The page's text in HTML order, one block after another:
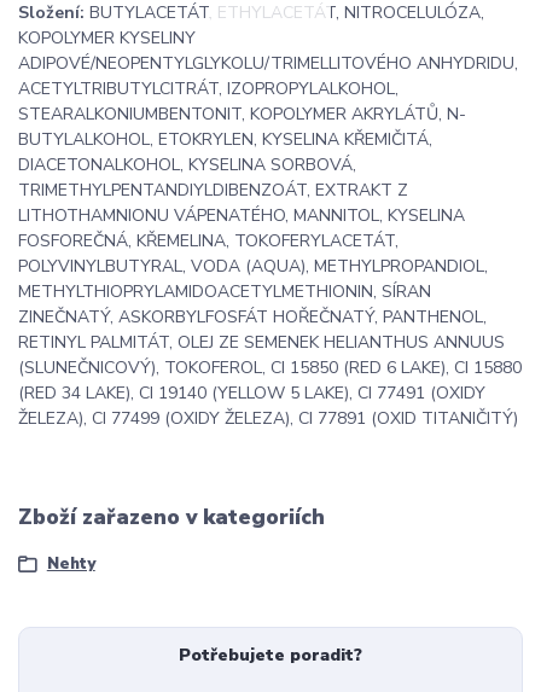
Složení: BUTYLACETÁT, ETHYLACETÁT, NITROCELULÓZA,
KOPOLYMER KYSELINY
ADIPOVÉ/NEOPENTYLGLYKOLU/TRIMELLITOVÉHO ANHYDRIDU,
ACETYLTRIBUTYLCITRÁT, IZOPROPYLALKOHOL,
STEARALKONIUMBENTONIT, KOPOLYMER AKRYLÁTŮ, N-
BUTYLALKOHOL, ETOKRYLEN, KYSELINA KŘEMIČITÁ,
DIACETONALKOHOL, KYSELINA SORBOVÁ,
TRIMETHYLPENTANDIYLDIBENZOÁT, EXTRAKT Z
LITHOTHAMNIONU VÁPENATÉHO, MANNITOL, KYSELINA
FOSFOREČNÁ, KŘEMELINA, TOKOFERYLACETÁT,
POLYVINYLBUTYRAL, VODA (AQUA), METHYLPROPANDIOL,
METHYLTHIOPRYLAMIDOACETYLMETHIONIN, SÍRAN
ZINEČNATÝ, ASKORBYLFOSFÁT HOŘEČNATÝ, PANTHENOL,
RETINYL PALMITÁT, OLEJ ZE SEMENEK HELIANTHUS ANNUUS
(SLUNEČNICOVÝ), TOKOFEROL, CI 15850 (RED 6 LAKE), CI 15880
(RED 34 LAKE), CI 19140 (YELLOW 5 LAKE), CI 77491 (OXIDY
ŽELEZA), CI 77499 (OXIDY ŽELEZA), CI 77891 (OXID TITANIČITÝ)
Zboží zařazeno v kategoriích
Nehty
Potřebujete poradit?